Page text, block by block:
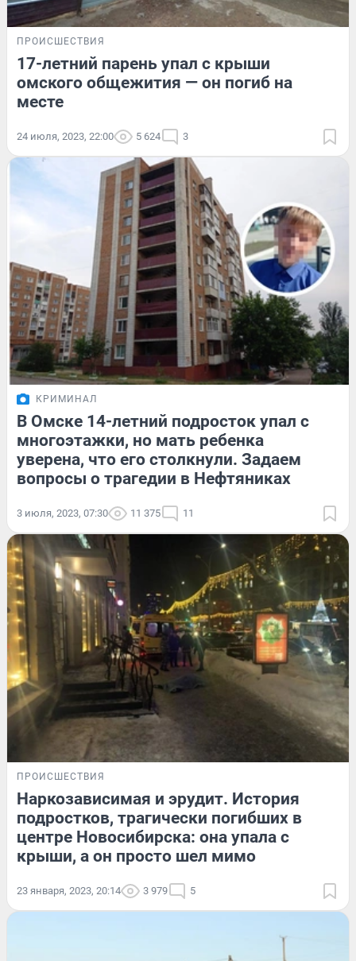
ПРОИСШЕСТВИЯ
17-летний парень упал с крыши
омского общежития — он погиб на
месте
24 июля, 2023, 22:00 5 624 3
КРИМИНАЛ
В Омске 14-летний подросток упал с
многоэтажки, но мать ребенка
уверена, что его столкнули. Задаем
вопросы о трагедии в Нефтяниках
3 июля, 2023, 07:30 11 375 11
ПРОИСШЕСТВИЯ
Наркозависимая и эрудит. История
подростков, трагически погибших в
центре Новосибирска: она упала с
крыши, а он просто шел мимо
23 января, 2023, 20:14 3 979 5